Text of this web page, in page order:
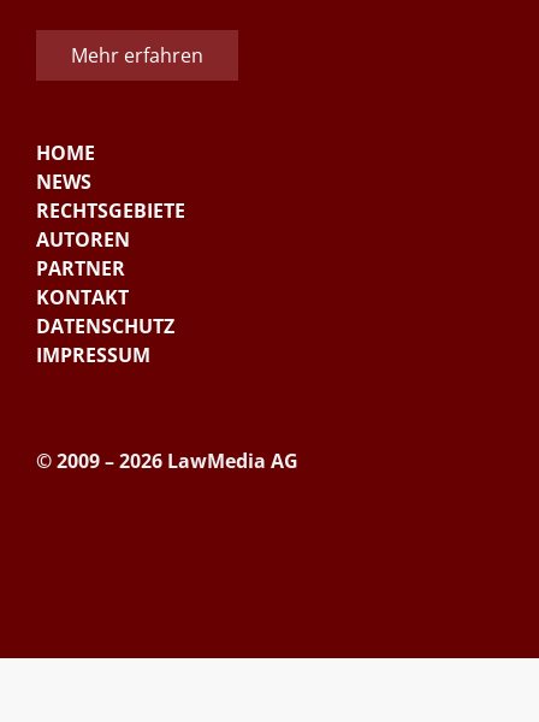
Mehr erfahren
HOME
NEWS
RECHTSGEBIETE
AUTOREN
PARTNER
KONTAKT
DATENSCHUTZ
IMPRESSUM
© 2009 – 2026 LawMedia AG